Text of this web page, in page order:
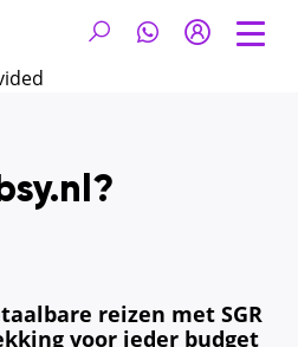
reizen met SGR
voor ieder budget